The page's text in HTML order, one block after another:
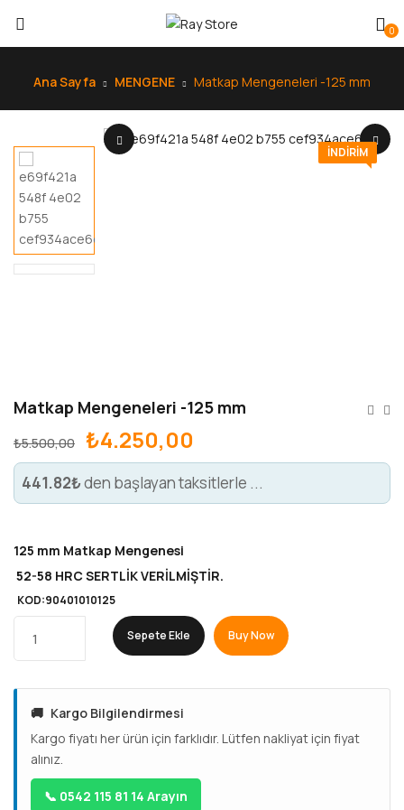
0
Ana Sayfa MENGENE Matkap Mengeneleri -125 mm
INDIRIM
Matkap Mengeneleri -125 mm
₺5.500,00 ₺4.250,00
441.82₺den başlayan taksitlerle ...
125 mm Matkap Mengenesi
52-58 HRC SERTLİK VERİLMİŞTİR.
KOD:90401010125
Sepete Ekle Buy Now
🚚 Kargo Bilgilendirmesi
Kargo fiyatı her ürün için farklıdır. Lütfen nakliyat için fiyat
alınız.
📞 0542 115 81 14 Arayın